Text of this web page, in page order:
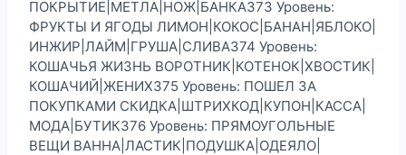
ПОКРЫТИЕ|МЕТЛА|НОЖ|БАНКА373 Уровень:
ФРУКТЫ И ЯГОДЫ ЛИМОН|КОКОС|БАНАН|ЯБЛОКО|
ИНЖИР|ЛАЙМ|ГРУША|СЛИВА374 Уровень:
КОШАЧЬЯ ЖИЗНЬ ВОРОТНИК|КОТЕНОК|ХВОСТИК|
КОШАЧИЙ|ЖЕНИХ375 Уровень: ПОШЕЛ ЗА
ПОКУПКАМИ СКИДКА|ШТРИХКОД|КУПОН|КАССА|
МОДА|БУТИК376 Уровень: ПРЯМОУГОЛЬНЫЕ
ВЕЩИ ВАННА|ЛАСТИК|ПОДУШКА|ОДЕЯЛО|